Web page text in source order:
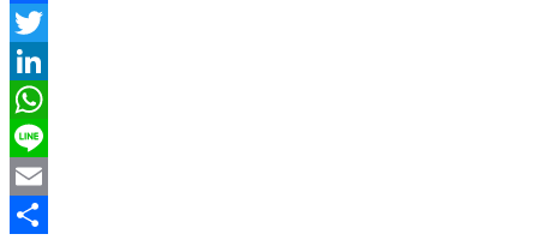
Facebook
Twitter
LinkedIn
WhatsApp
Line
Email